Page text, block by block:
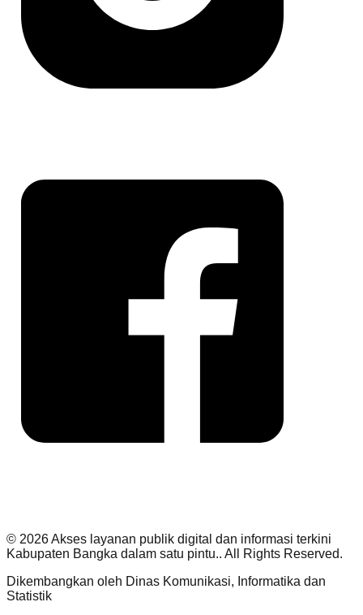
© 2026Akses layanan publik digital dan informasi terkini
Kabupaten Bangka dalam satu pintu.. All Rights Reserved.
Dikembangkan oleh Dinas Komunikasi, Informatika dan
Statistik